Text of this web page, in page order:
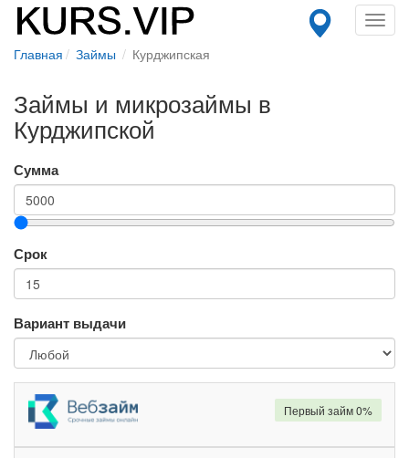
Главная Займы Курджипская
Займы и микрозаймы в
Курджипской
Сумма
Срок
Вариант выдачи
Первый займ 0%